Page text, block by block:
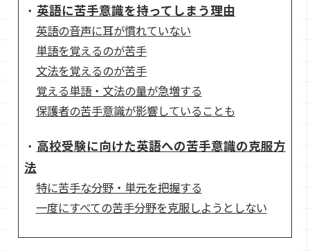
英語に苦手意識を持ってしまう理由
英語の音声に耳が慣れていない
単語を覚えるのが苦手
文法を覚えるのが苦手
覚える単語・文法の量が急増する
保護者の苦手意識が影響していることも
高校受験に向けた英語への苦手意識の克服方
法
特に苦手な分野・単元を把握する
一度にすべての苦手分野を克服しようとしない